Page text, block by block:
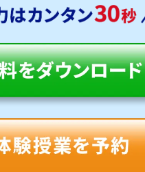
コース
から約10分と通塾しやすい距離にあ
さまが学校や部活後に通塾しています
：啓林館）
業で扱った問題や類題が中心となる
ることが重要です。トライでは学校
を一つひとつ克服し、自信を持ってテ
導します。